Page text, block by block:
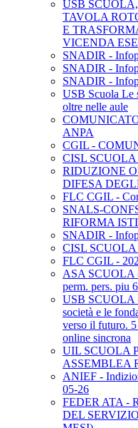
USB
TAVOLA
E
VICENDA
SNADIR -
SNADIR -
SNADIR -
USB Scuola Le
oltre nelle aule
ANPA
CGIL -
CISL SCUOLA
RIDUZIONE
DIFESA
FLC CGIL -
SNALS-
RIFORMA
SNADIR -
CISL SCUOLA
FLC CGIL -
ASA SCUOLA
perm. pers. piu
USB SCUOLA
società e le
verso il futuro.
online sincrona
UIL SCUOLA
ASSEMBLEA
ANIEF -
05-26
FEDER ATA -
DEL